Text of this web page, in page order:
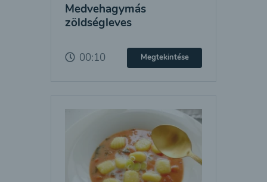
Medvehagymás
zöldségleves
00:10 Megtekintése